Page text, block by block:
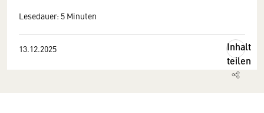
Lesedauer: 5 Minuten
13.12.2025
Inhalt
teilen